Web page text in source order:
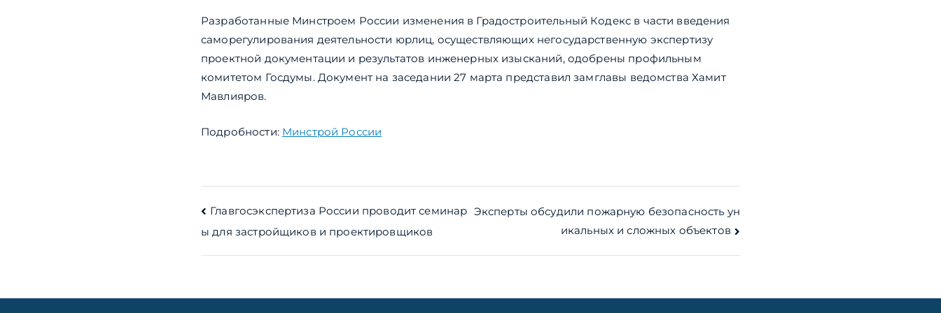
Разработанные Минстроем России изменения в Градостроительный Кодекс в части введения
саморегулирования деятельности юрлиц, осуществляющих негосударственную экспертизу
проектной документации и результатов инженерных изысканий, одобрены профильным
комитетом Госдумы. Документ на заседании 27 марта представил замглавы ведомства Хамит
Мавлияров.
Подробности: Минстрой России
Навигация
по
Главгосэкспертиза России проводит семинар
ы для застройщиков и проектировщиков
Эксперты обсудили пожарную безопасность ун
икальных и сложных объектов